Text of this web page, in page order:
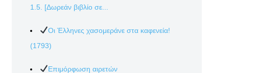
1.5. [Δωρεάν βιβλίο σε...
Οι Έλληνες χασομεράνε στα καφενεία!
(1793)
Επιμόρφωση αιρετών